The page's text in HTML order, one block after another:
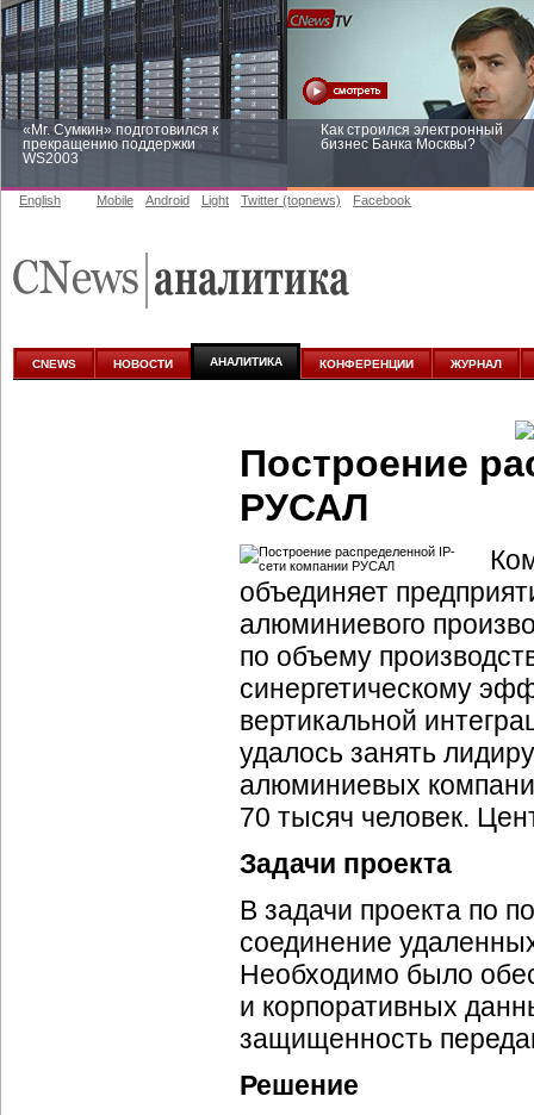
«Mr. Сумкин» подготовился к
прекращению поддержки
WS2003
Как строился электронный
бизнес Банка Москвы?
аналитике
English Mobile Android Light Twitter (topnews) Facebook
CNEWS НОВОСТИ АНАЛИТИКА КОНФЕРЕНЦИИ ЖУРНАЛ
Построение
РУСАЛ
объединяет
алюминиевого
по объему
синергетическому
вертикальной
удалось занять
алюминиевых
70 тысяч человек.
Задачи проекта
В задачи проекта по
соединение
Необходимо было
и корпоративных
защищенность
Решение